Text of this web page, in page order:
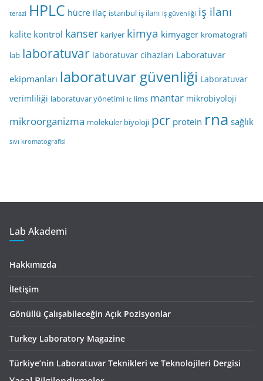
terazi HPLC hücre ilaç istanbul iş ilanı iş güvenliği iş ilanı
kalite kontrol kanser kariyer kimya kimyager kromatografi
lab laboratuvar laboratuvar cihazları Laboratuvar
ekipmanları laboratuvar güvenliği Laboratuvar
verimliliği laboratuvar yönetimi lc lims mantar mikrobiyoloji
mikroorganizma moleküler biyoloji pcr protein rna sağlık
sıvı kromatografisi
Lab Akademi
Hakkımızda
İletişim
Gönüllü Çalışabileceğin Açık Pozisyonlar
Turkey Laboratory Magazine
Türkiye’nin Laboratuvar Teknikleri ve Teknolojileri Dergisi